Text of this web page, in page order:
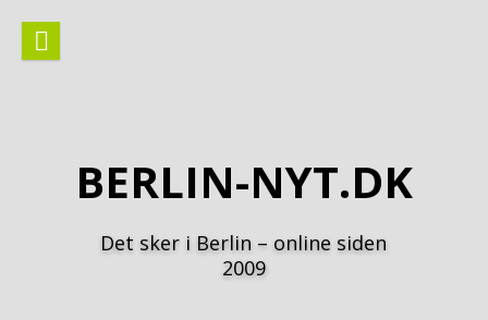
indhold
BERLIN-NYT.DK
Det sker i Berlin – online siden
2009